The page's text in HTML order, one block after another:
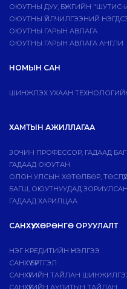
ОЮУТНЫ ДУУ, БҮЖГИЙН "ШУТИС-
ОЮУТНЫ ҮЙЛЧИЛГЭЭНИЙ
ОЮУТНЫ ГАРЫН АВЛАГА
ОЮУТНЫ ГАРЫН АВЛАГА АНГЛИ
НОМЫН САН
ШИНЖЛЭХ УХААН
ХАМТЫН АЖИЛЛАГАА
ЗОЧИН ПРОФЕССОР, ГАДААД
ГАДААД ОЮУТАН
ОЛОН УЛСЫН ХӨТӨЛБӨР,
БАГШ, ОЮУТНУУДАД
ГАДААД ХАРИЛЦАА
САНХҮҮ, ХӨРӨНГӨ ОРУУЛАЛТ
НЭГ КРЕДИТИЙН ҮНЭЛГЭЭ
САНХҮҮ БҮРТГЭЛ
САНХҮҮГИЙН ТАЙЛАН